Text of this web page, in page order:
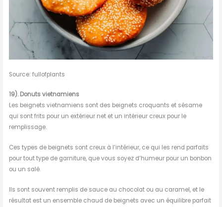
Source: fullofplants
19). Donuts vietnamiens
Les beignets vietnamiens sont des beignets croquants et sésame
qui sont frits pour un extérieur net et un intérieur creux pour le
remplissage.
Ces types de beignets sont creux à l’intérieur, ce qui les rend parfaits
pour tout type de garniture, que vous soyez d’humeur pour un bonbon
ou un salé.
Ils sont souvent remplis de sauce au chocolat ou au caramel, et le
résultat est un ensemble chaud de beignets avec un équilibre parfait